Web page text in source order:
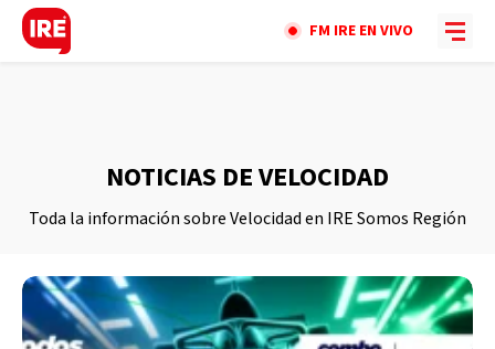
FM IRE EN VIVO
NOTICIAS DE VELOCIDAD
Toda la información sobre Velocidad en IRE Somos Región